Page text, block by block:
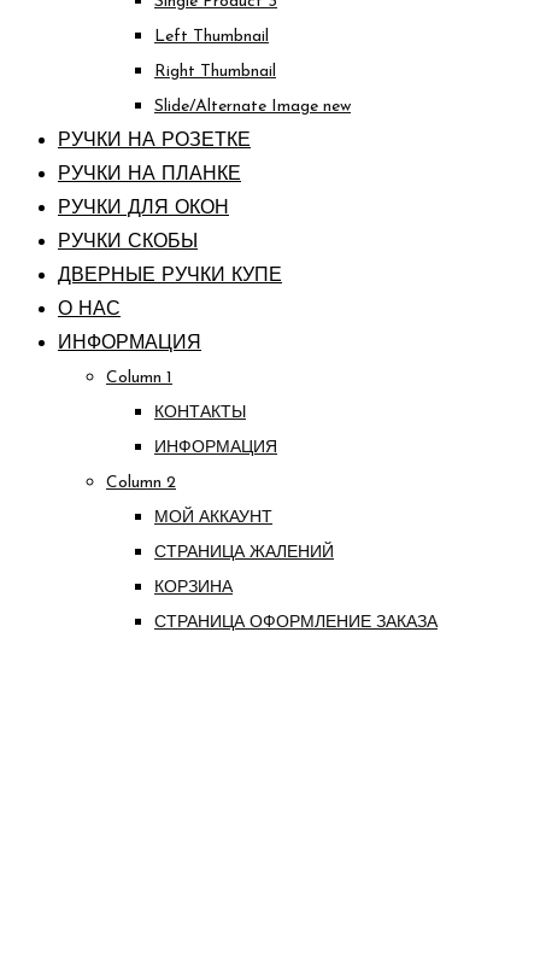
Left Thumbnail
Right Thumbnail
Slide/Alternate Image new
РУЧКИ НА РОЗЕТКЕ
РУЧКИ НА ПЛАНКЕ
РУЧКИ ДЛЯ ОКОН
РУЧКИ СКОБЫ
ДВЕРНЫЕ РУЧКИ КУПЕ
О НАС
ИНФОРМАЦИЯ
Column 1
КОНТАКТЫ
ИНФОРМАЦИЯ
Column 2
МОЙ АККАУНТ
СТРАНИЦА ЖАЛЕНИЙ
КОРЗИНА
СТРАНИЦА ОФОРМЛЕНИЕ ЗАКАЗА